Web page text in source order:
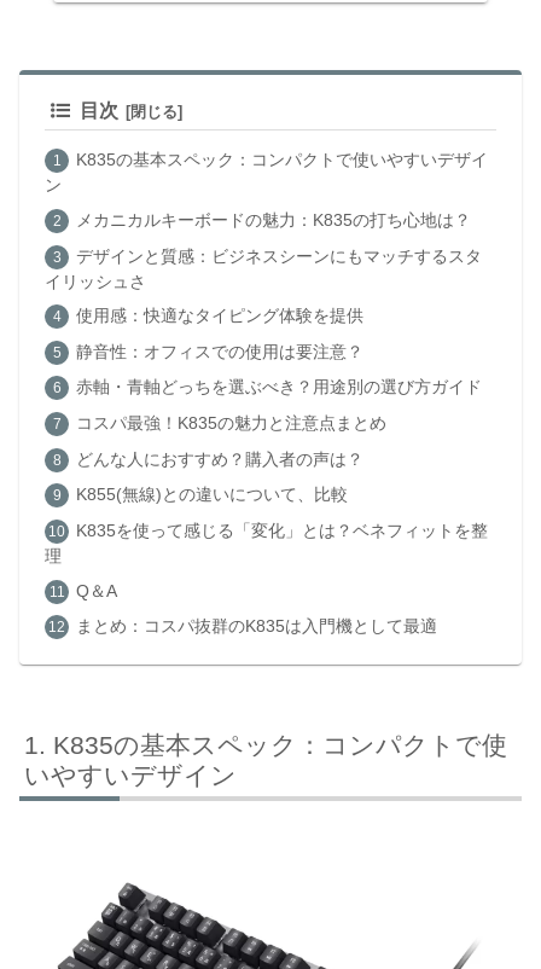
目次
K835の基本スペック：コンパクトで使いやすいデザイ
ン
メカニカルキーボードの魅力：K835の打ち心地は？
デザインと質感：ビジネスシーンにもマッチするスタ
イリッシュさ
使用感：快適なタイピング体験を提供
静音性：オフィスでの使用は要注意？
赤軸・青軸どっちを選ぶべき？用途別の選び方ガイド
コスパ最強！K835の魅力と注意点まとめ
どんな人におすすめ？購入者の声は？
K855(無線)との違いについて、比較
K835を使って感じる「変化」とは？ベネフィットを整
理
Q＆A
まとめ：コスパ抜群のK835は入門機として最適
K835の基本スペック：コンパクトで使
いやすいデザイン